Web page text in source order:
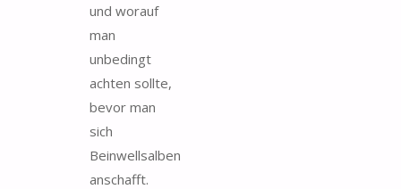
und worauf
man
unbedingt
achten sollte,
bevor man
sich
Beinwellsalben
anschafft.